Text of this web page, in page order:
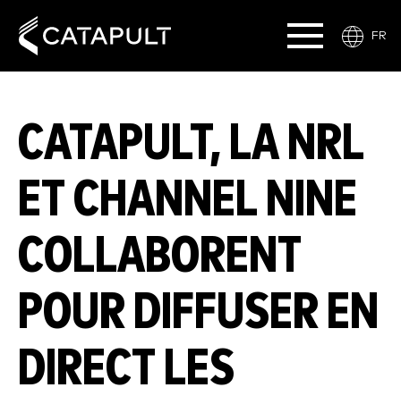
FR
CATAPULT, LA NRL
ET CHANNEL NINE
COLLABORENT
POUR DIFFUSER EN
DIRECT LES